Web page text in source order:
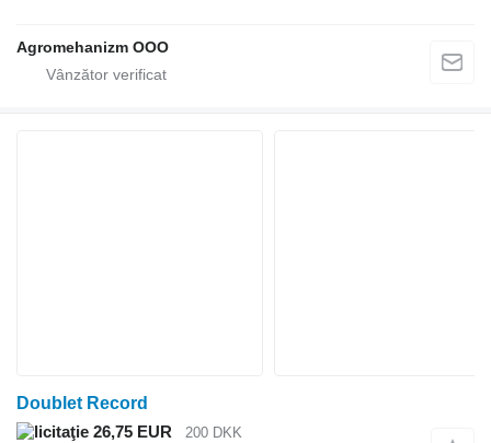
Agromehanizm OOO
Doublet Record
26,75 EUR
200 DKK